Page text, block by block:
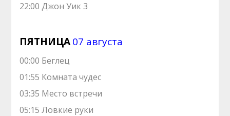
22:00 Джон Уик 3
ПЯТНИЦА07 августа
00:00 Беглец
01:55 Комната чудес
03:35 Место встречи
05:15 Ловкие руки